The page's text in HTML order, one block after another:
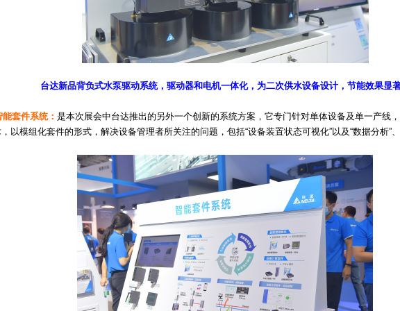
台达新品背负式水泵驱动系统，驱动器和电机一体化，为二次供水设备设计，节能效果显著
能套件系统： 是本次展会中台达推出的另外一个创新的系统方案，它专门针对单体设备及单一产线
以模组化套件的形式，解决设备管理者所关注的问题，包括“设备装置状态可视化”以及“数据分析”、